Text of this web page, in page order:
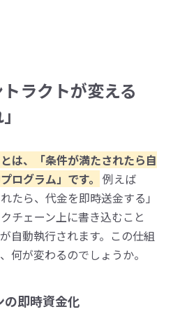
ラクトが変える
は、「条件が満たされたら自
ログラム」です。 例えば
たら、代金を即時送金する」
チェーン上に書き込むこと
自動執行されます。この仕組
何が変わるのでしょうか。
の即時資金化